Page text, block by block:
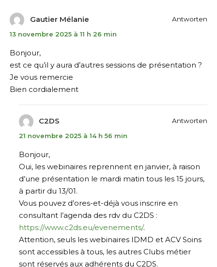
Gautier Mélanie
13 novembre 2025 à 11 h 26 min
Bonjour,
est ce qu’il y aura d’autres sessions de présentation ?
Je vous remercie
Bien cordialement
Antworten
C2DS
21 novembre 2025 à 14 h 56 min
Bonjour,
Oui, les webinaires reprennent en janvier, à raison
d’une présentation le mardi matin tous les 15 jours,
à partir du 13/01.
Vous pouvez d’ores-et-déjà vous inscrire en
consultant l’agenda des rdv du C2DS :
https://www.c2ds.eu/evenements/.
Attention, seuls les webinaires IDMD et ACV Soins
sont accessibles à tous, les autres Clubs métier
sont réservés aux adhérents du C2DS.
Antworten